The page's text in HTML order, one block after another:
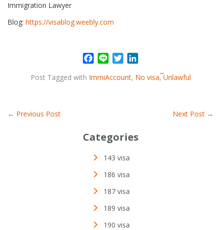
Immigration Lawyer
Blog: https://visablog.weebly.com
c
k
n
i
n
Post Tagged with ImmiAccount, No visa,๊Unlawful
← Previous Post Next Post →
Categories
143 visa
186 visa
187 visa
189 visa
190 visa